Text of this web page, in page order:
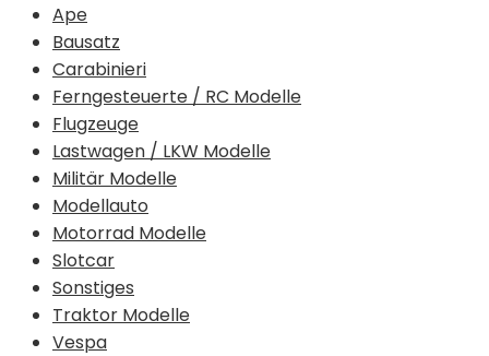
Ape
Bausatz
Carabinieri
Ferngesteuerte / RC Modelle
Flugzeuge
Lastwagen / LKW Modelle
Militär Modelle
Modellauto
Motorrad Modelle
Slotcar
Sonstiges
Traktor Modelle
Vespa